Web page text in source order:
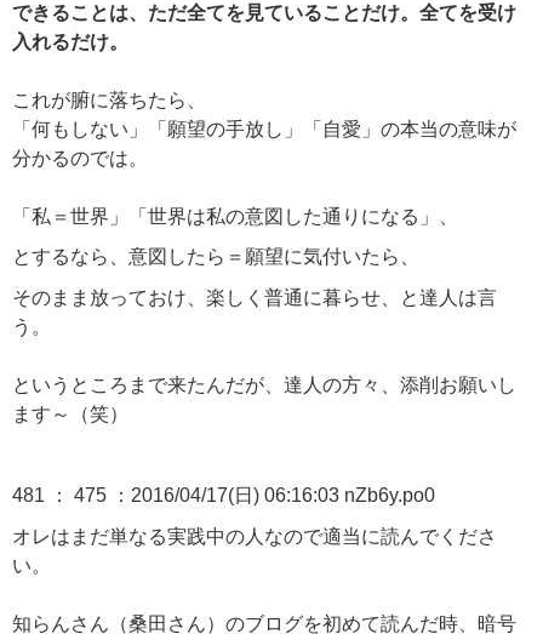
できることは、ただ全てを見ていることだけ。全てを受け
入れるだけ。
これが腑に落ちたら、
「何もしない」「願望の手放し」「自愛」の本当の意味が
分かるのでは。
「私＝世界」「世界は私の意図した通りになる」、
とするなら、意図したら＝願望に気付いたら、
そのまま放っておけ、楽しく普通に暮らせ、と達人は言
う。
というところまで来たんだが、達人の方々、添削お願いし
ます～（笑）
481 ： 475 ：2016/04/17(日) 06:16:03 nZb6y.po0
オレはまだ単なる実践中の人なので適当に読んでくださ
い。
知らんさん（桑田さん）のブログを初めて読んだ時、暗号